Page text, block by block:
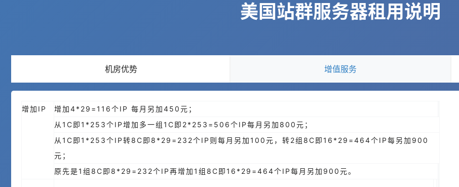
美国站群服务器租用说明
机房优势 增值服务
增加IP
增加4*29=116个IP 每月另加450元；
从1C即1*253个IP增加多一组1C即2*253=506个IP每月另加800元；
从1C即1*253个IP转8C即8*29=232个IP则每月另加100元，转2组8C即16*29=464个IP每另加900
元；
原先是1组8C即8*29=232个IP再增加1组8C即16*29=464个IP每月另加900元。